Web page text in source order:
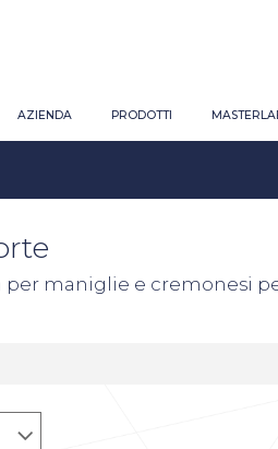
AZIENDA PRODOTTI
per maniglie e cremonesi